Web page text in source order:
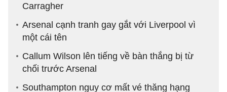
Carragher
Arsenal cạnh tranh gay gắt với Liverpool vì
một cái tên
Callum Wilson lên tiếng về bàn thắng bị từ
chối trước Arsenal
Southampton nguy cơ mất vé thăng hạng